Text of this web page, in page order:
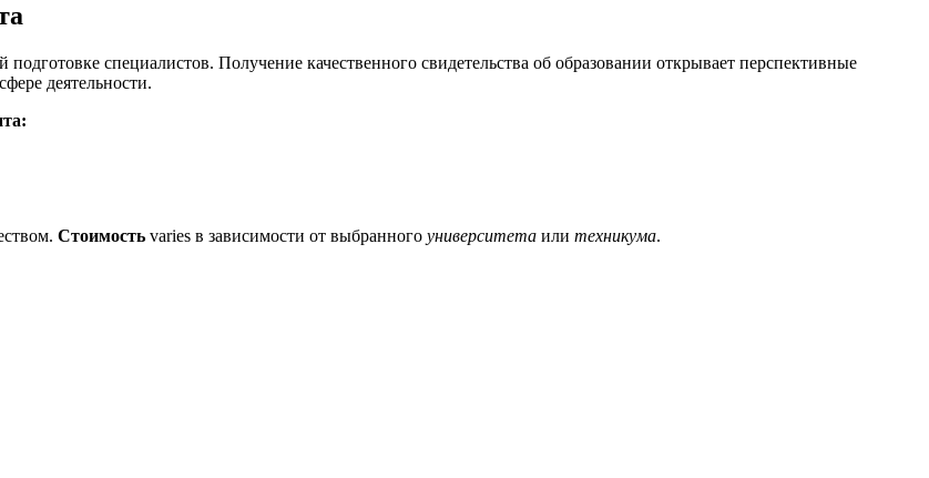
специалистов. Получение качественного свидетельства об образовании открывает перспективные
деятельности.
Стоимость varies в зависимости от выбранного университета или техникума.